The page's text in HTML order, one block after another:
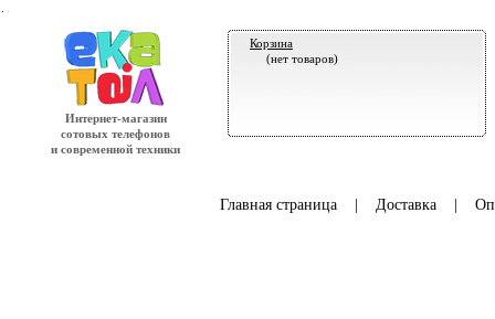
Интернет-магазин
сотовых телефонов
и современной техники
Корзина
(нет товаров)
Главная страница| Доставка|